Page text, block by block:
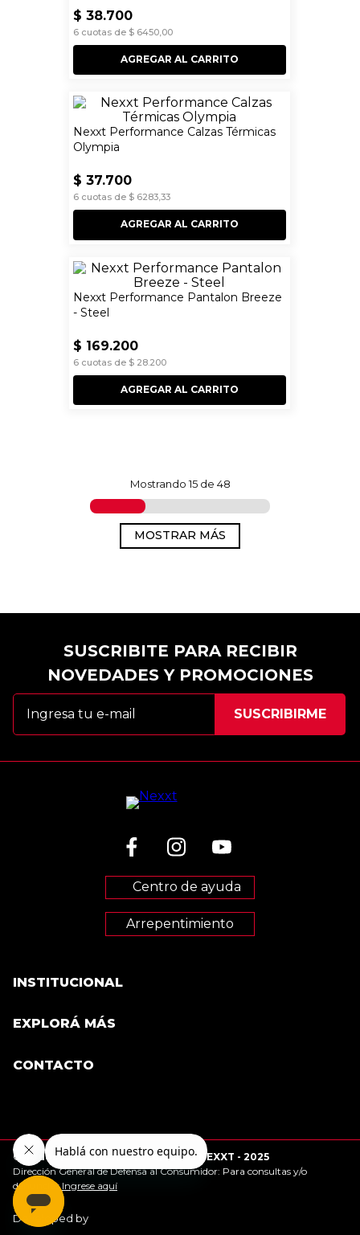
$ 38.700
6cuotas de $ 6450,00
AGREGAR AL CARRITO
Nexxt Performance Calzas Térmicas
Olympia
$ 37.700
6cuotas de $ 6283,33
AGREGAR AL CARRITO
Nexxt Performance Pantalon Breeze
- Steel
$ 169.200
6cuotas de $ 28. 200
AGREGAR AL CARRITO
Mostrando15 de 48
MOSTRAR MÁS
SUSCRIBITE PARA RECIBIR
NOVEDADES Y PROMOCIONES
Centro de ayuda
Arrepentimiento
INSTITUCIONAL
Terminos y condiciones
EXPLORÁ MÁS
Preguntas frecuentes
Tabla de talles
CONTACTO
© Todos los derechos reservados NEXXT - 2025
Dirección General de Defensa al Consumidor: Para consultas y/o
denunciasIngrese aquí
Developed by